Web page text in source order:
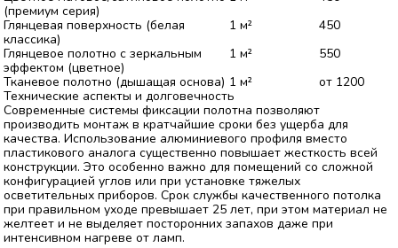
(премиум серия)
Глянцевая поверхность (белая
классика)
1 м²
450
Глянцевое полотно с зеркальным
эффектом (цветное)
1 м²
550
Тканевое полотно (дышащая основа) 1 м²
от 1200
Технические аспекты и долговечность
Современные системы фиксации полотна позволяют
производить монтаж в кратчайшие сроки без ущерба для
качества. Использование алюминиевого профиля вместо
пластикового аналога существенно повышает жесткость всей
конструкции. Это особенно важно для помещений со сложной
конфигурацией углов или при установке тяжелых
осветительных приборов. Срок службы качественного потолка
при правильном уходе превышает 25 лет, при этом материал не
желтеет и не выделяет посторонних запахов даже при
интенсивном нагреве от ламп.